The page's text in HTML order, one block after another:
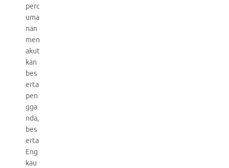
perc
uma
nan
men
akut
kan
bes
erta
pen
gga
nda,
bes
erta
Eng
kau